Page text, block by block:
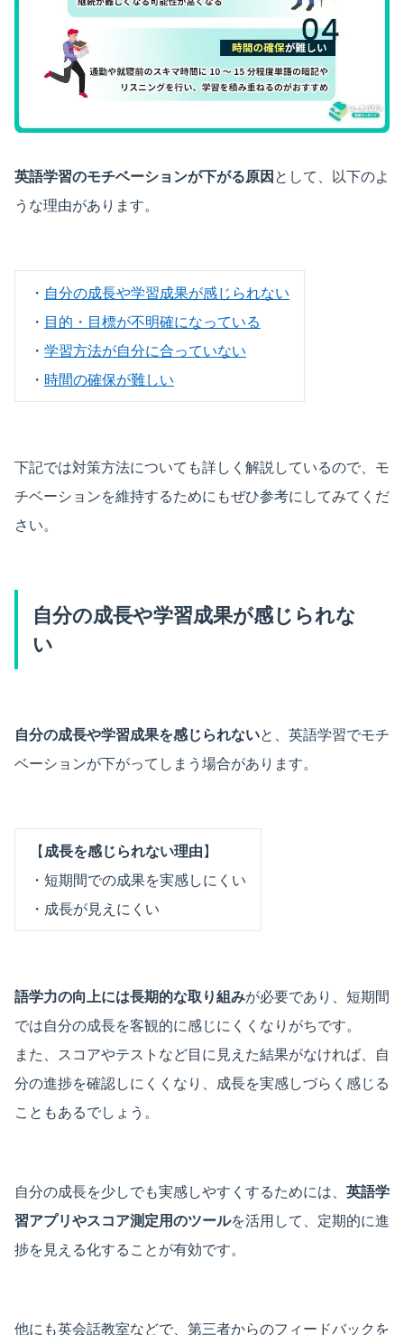
英語学習のモチベーションが下がる原因 として、以下のよ
うな理由があります。
・ 自分の成長や学習成果が感じられない
・ 目的・目標が不明確になっている
・ 学習方法が自分に合っていない
・ 時間の確保が難しい
下記では対策方法についても詳しく解説しているので、モ
チベーションを維持するためにもぜひ参考にしてみてくだ
さい。
自分の成長や学習成果が感じられな
い
自分の成長や学習成果を感じられないと、英語学習でモチ
ベーションが下がってしまう場合があります。
【成長を感じられない理由】
・短期間での成果を実感しにくい
・成長が見えにくい
語学力の向上には長期的な取り組みが必要であり、短期間
では自分の成長を客観的に感じにくくなりがちです。
また、スコアやテストなど目に見えた結果がなければ、自
分の進捗を確認しにくくなり、成長を実感しづらく感じる
こともあるでしょう。
自分の成長を少しでも実感しやすくするためには、 英語学
習アプリやスコア測定用のツールを活用して、定期的に進
捗を見える化することが有効です。
他にも英会話教室などで、第三者からのフィードバックを